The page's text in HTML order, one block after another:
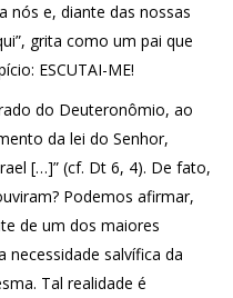
nós e, diante das nossas
grita como um pai que
ESCUTAI-ME!
do Deuteronômio, ao
da lei do Senhor,
[…]” (cf. Dt 6, 4). De fato,
Podemos afirmar,
de um dos maiores
necessidade salvífica da
Tal realidade é